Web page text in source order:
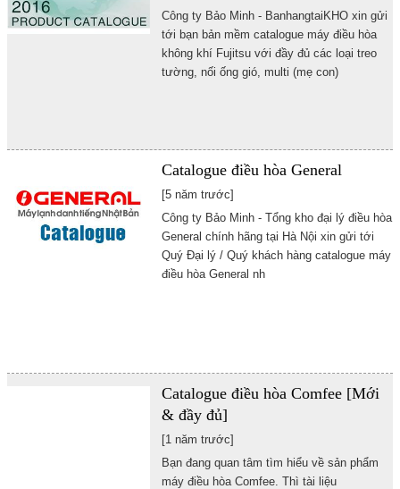
Công ty Bảo Minh - BanhangtaiKHO xin gửi
tới bạn bản mềm catalogue máy điều hòa
không khí Fujitsu với đầy đủ các loại treo
tường, nối ống gió, multi (mẹ con)
Catalogue điều hòa General
[5 năm trước]
Công ty Bảo Minh - Tổng kho đại lý điều hòa
General chính hãng tại Hà Nội xin gửi tới
Quý Đại lý / Quý khách hàng catalogue máy
điều hòa General nh
Catalogue điều hòa Comfee [Mới
& đầy đủ]
[1 năm trước]
Bạn đang quan tâm tìm hiểu về sản phẩm
máy điều hòa Comfee. Thì tài liệu